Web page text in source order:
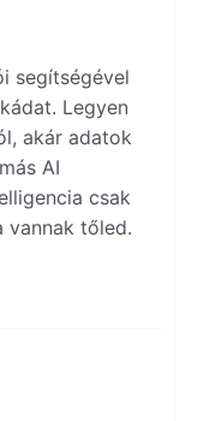
segítségével
Legyen
akár adatok
AI
csak
vannak tőled.